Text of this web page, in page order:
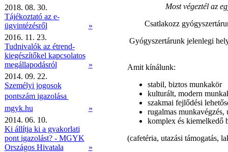
2018. 08. 30.
Tájékoztató az e-
ügyintézésről
»
2016. 11. 23.
Tudnivalók az étrend-
kiegészítőkel kapcsolatos
megállapodásról
»
2014. 09. 22.
Személyi jogosok
pontszám igazolása 
mgyk.hu
»
2014. 06. 10.
Ki állítja ki a gyakorlati
pont igazolást? - MGYK
Országos Hivatala
»
Most végeztél az
Csatlakozz
Gyógyszertárunk jelenlegi
Amit kínálunk:
stabil, biztos munkakör
kulturált, modern
szakmai fejlődési
rugalmas munkavégzés,
komplex és kiemelkedő
(cafetéria, utazási támogatás,